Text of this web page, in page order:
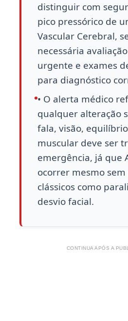
distinguir com
pico pressórico de
Vascular Cerebral,
necessária
urgente e exames
para diagnóstico
• O alerta médico
qualquer alteração
fala, visão,
muscular deve ser
emergência, já que
ocorrer mesmo sem
clássicos como
desvio facial.
CONTINUA APÓS A